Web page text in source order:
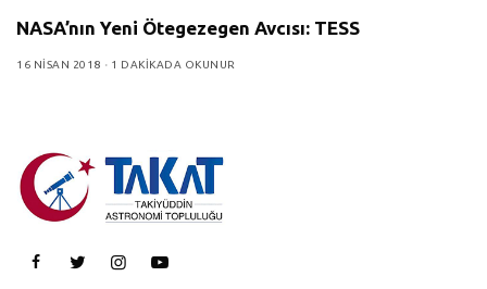
NASA’nın Yeni Ötegezegen Avcısı: TESS
16 NISAN 2018 1 DAKIKADA OKUNUR